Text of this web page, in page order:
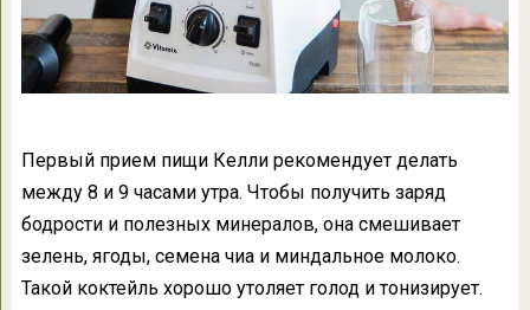
Первый прием пищи Келли рекомендует делать
между 8 и 9 часами утра. Чтобы получить заряд
бодрости и полезных минералов, она смешивает
зелень, ягоды, семена чиа и миндальное молоко.
Такой коктейль хорошо утоляет голод и тонизирует.